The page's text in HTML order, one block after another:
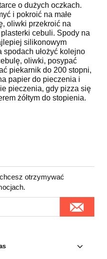
o dużych oczkach.
i pokroić na małe
oliwki przekroić na
cebuli. Spody na
silikonowym
ułożyć kolejno
oliwki, posypać
piekarnik do 200 stopni,
papier do pieczenia i
pieczenia, gdy pizza się
żółtym do stopienia.
otrzymywać